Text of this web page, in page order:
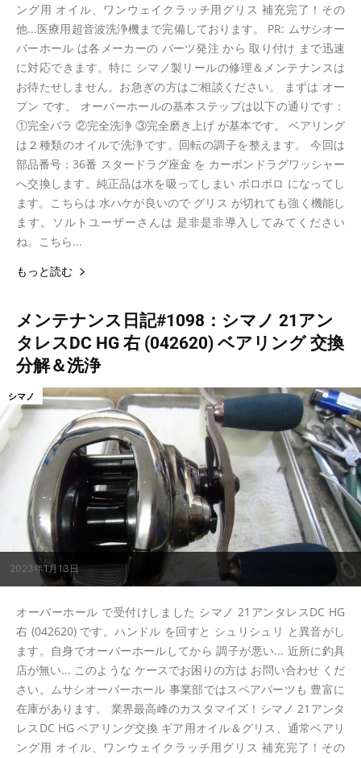
ング用 オイル、ワンウェイクラッチ用グリス 補充完了！その
他...医療用超音波洗浄機まで完備しております。 PR: ムサシオー
バーホール は各メーカーの パーツ発注 から 取り付け まで迅速
に対応できます。特に シマノ製リールの修理＆メンテナンスは
お待たせしません。お急ぎの方はご相談ください。 まずは オー
プン です。 オーバーホールの基本ステップは以下の通りです：
①完全バラ ②完全洗浄 ③完全磨き上げ が基本です。 ベアリング
は２種類のオイルで洗浄です。回転の調子を整えます。 今回は
部品番号：36番 スタードラグ座金 を カーボンドラグワッシャー
へ交換します。純正品は水を吸ってしまい ボロボロ になってし
ます。こちらは 水ハケが良いので グリス が切れても強く機能し
ます。ソルトユーザーさんは 是非是非導入してみてください
ね。こちら...
もっと読む
メンテナンス日記#1098：シマノ 21アン
タレスDC HG 右 (042620) ベアリング 交換
分解＆洗浄
2023年1月13日
シマノ
オーバーホール で受付けしました シマノ 21アンタレスDC HG
右 (042620) です。ハンドル を回すと シュリシュリ と異音がし
ます。自身でオーバーホールしてから 調子が悪い... 近所に釣具
店が無い... このような ケースでお困りの方は お問い合わせ くだ
さい。ムサシオーバーホール 事業部ではスペアパーツも 豊富に
在庫があります。 業界最高峰のカスタマイズ！シマノ 21アンタ
レスDC HG ベアリング交換 ギア用オイル＆グリス、通常ベアリ
ング用 オイル、ワンウェイクラッチ用グリス 補充完了！その